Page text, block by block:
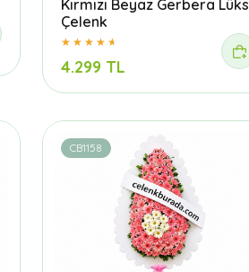
Kırmızı Beyaz Gerbera Lüks
Çelenk
4.299 TL
CB1158